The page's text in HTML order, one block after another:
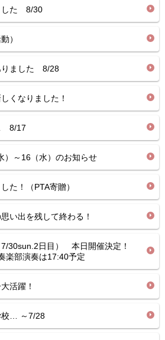
した 8/30
）
りました 8/28
くなりました！
8/17
～16（水）のお知らせ
た！（PTA寄贈）
い出を残して終わる！
30sun.2日目） 本日開催決定！
楽部演奏は17:40予定
大活躍！
学校… ～7/28